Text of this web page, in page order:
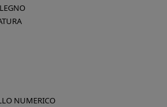
NUMERICO